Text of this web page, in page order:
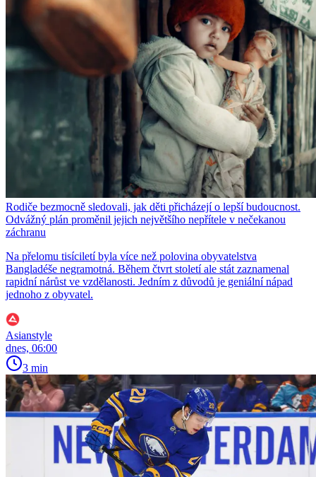
Rodiče bezmocně sledovali, jak děti přicházejí o lepší budoucnost.
Odvážný plán proměnil jejich největšího nepřítele v nečekanou
záchranu
Na přelomu tisíciletí byla více než polovina obyvatelstva
Bangladéše negramotná. Během čtvrt století ale stát zaznamenal
rapidní nárůst ve vzdělanosti. Jedním z důvodů je geniální nápad
jednoho z obyvatel.
Asianstyle
dnes, 06:00
3 min